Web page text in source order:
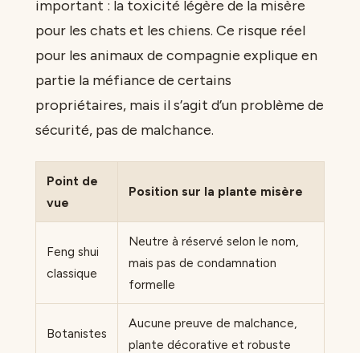
important : la toxicité légère de la misère
pour les chats et les chiens. Ce risque réel
pour les animaux de compagnie explique en
partie la méfiance de certains
propriétaires, mais il s’agit d’un problème de
sécurité, pas de malchance.
Point de
vue
Position sur la plante misère
Feng shui
classique
Neutre à réservé selon le nom,
mais pas de condamnation
formelle
Botanistes
Aucune preuve de malchance,
plante décorative et robuste